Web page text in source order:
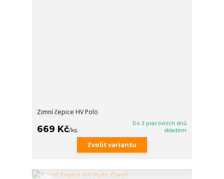
Zimní čepice HV Polo
669 Kč/ks
Do 3 pracovních dnů
skladem
Zvolit variantu